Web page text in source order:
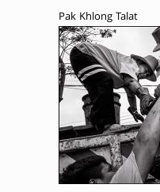
Pak Khlong Talat